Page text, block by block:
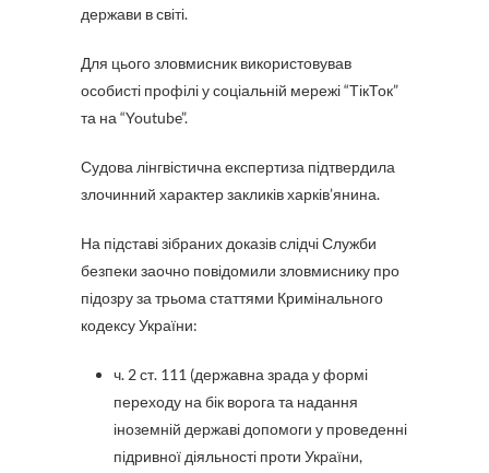
держави в світі.
Для цього зловмисник використовував
особисті профілі у соціальній мережі “ТікТок”
та на “Youtube”.
Судова лінгвістична експертиза підтвердила
злочинний характер закликів харків’янина.
На підставі зібраних доказів слідчі Служби
безпеки заочно повідомили зловмиснику про
підозру за трьома статтями Кримінального
кодексу України:
ч. 2 ст. 111 (державна зрада у формі
переходу на бік ворога та надання
іноземній державі допомоги у проведенні
підривної діяльності проти України,